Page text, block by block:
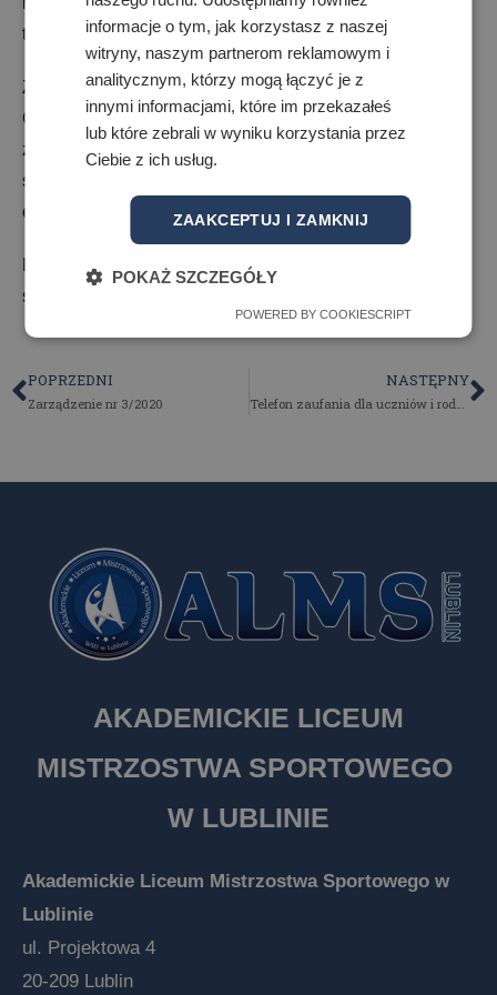
tygodniowym planem lekcji.
Zajęcia prowadzone są w formie video na platformie
Click Meeting ( na
załączonym planielekcji pola
zaciemnione), pozostałe zajęcia w formie e-learningu na
szkolnej platformie MOODLE lub przez dziennik
elektroniczny Vulcan.
Link do platformy i sposób logowania znajduje się na
stronie internetowej liceów.
POPRZEDNI
Zarządzenie nr 3/2020
NASTĘPNY
Telefon zaufania dla uczniów i rodziców
AKADEMICKIE LICEUM
MISTRZOSTWA SPORTOWEGO
W LUBLINIE
Akademickie Liceum Mistrzostwa Sportowego w
Lublinie
ul. Projektowa 4
20-209 Lublin
informacje o tym, jak korzystasz z naszej
witryny, naszym partnerom reklamowym i
analitycznym, którzy mogą łączyć je z
innymi informacjami, które im przekazałeś
lub które zebrali w wyniku korzystania przez
Ciebie z ich usług.
ZAAKCEPTUJ I ZAMKNIJ
POKAŻ SZCZEGÓŁY
POWERED BY COOKIESCRIPT